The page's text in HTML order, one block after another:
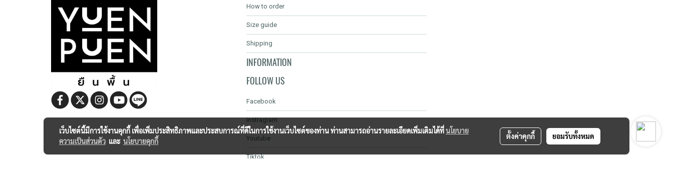
How to order
Size guide
Shipping
INFORMATION
FOLLOW US
Facebook
Instragram
Youtube
Tiktok
เว็บไซต์นี้มีการใช้งานคุกกี้ เพื่อเพิ่มประสิทธิภาพและประสบการณ์ที่ดีในการใช้งานเว็บไซต์ของท่าน ท่านสามารถอ่านรายละเอียดเพิ่มเติมได้ที่นโยบาย
ความเป็นส่วนตัว และ นโยบายคุกกี้
ตั้งค่าคุกกี้ ยอมรับทั้งหมด